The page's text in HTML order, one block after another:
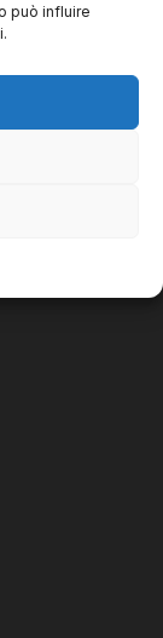
può influire
Ariaudo
Network